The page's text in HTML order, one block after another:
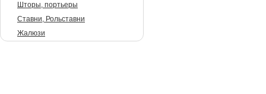
Шторы, портьеры
Ставни, Рольставни
Жалюзи